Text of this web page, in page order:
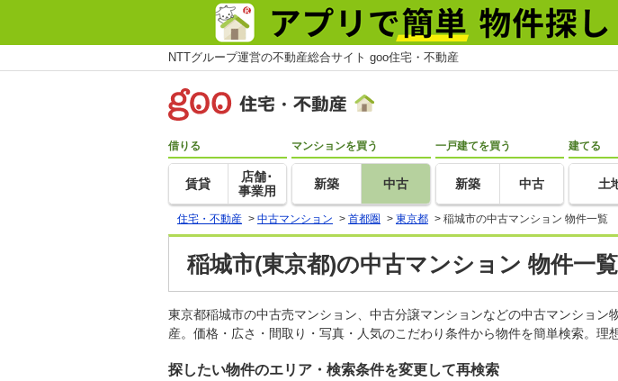
NTTグループ運営の不動産総合サイト goo住宅・不動産
借りる
賃貸
店舗･
事業用
マンションを買う
新築 中古
一戸建てを買う
新築 中古
建てる
土
住宅・不動産 > 中古マンション > 首都圏 > 東京都 > 稲城市の中古マンション 物件一覧
稲城市(東京都)の中古マンション 物件一覧
東京都稲城市の中古売マンション、中古分譲マンションなどの中古マンショ
産。価格・広さ・間取り・写真・人気のこだわり条件から物件を簡単検索。理
探したい物件のエリア・検索条件を変更して再検索